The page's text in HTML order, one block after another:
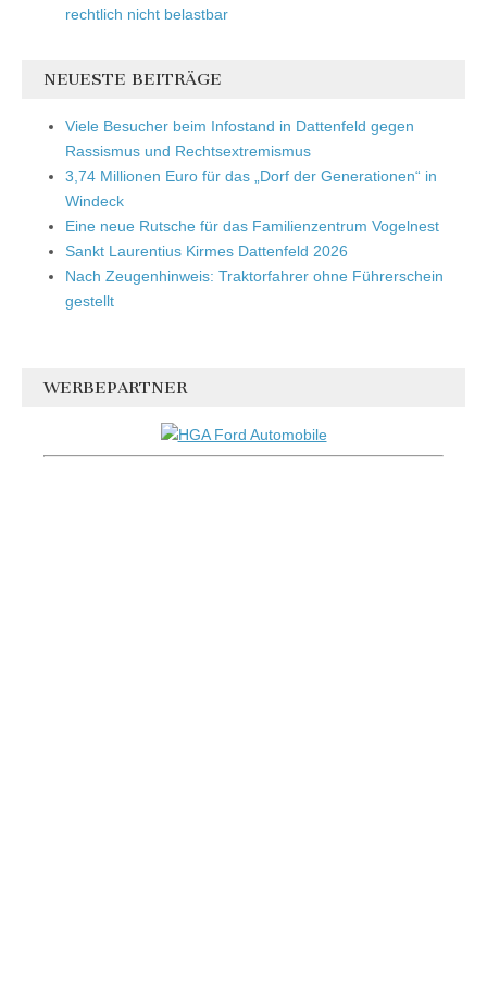
rechtlich nicht belastbar
NEUESTE BEITRÄGE
Viele Besucher beim Infostand in Dattenfeld gegen
Rassismus und Rechtsextremismus
3,74 Millionen Euro für das „Dorf der Generationen“ in
Windeck
Eine neue Rutsche für das Familienzentrum Vogelnest
Sankt Laurentius Kirmes Dattenfeld 2026
Nach Zeugenhinweis: Traktorfahrer ohne Führerschein
gestellt
WERBEPARTNER